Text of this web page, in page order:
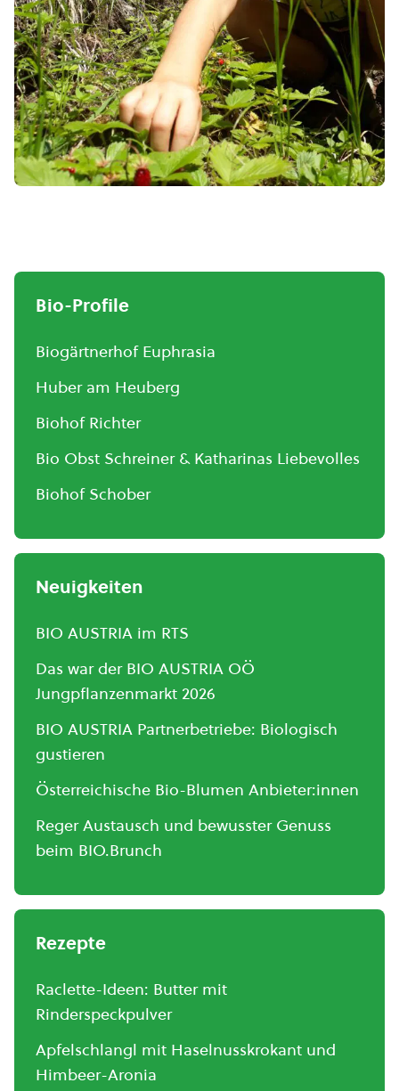
Bio-Profile
Biogärtnerhof Euphrasia
Huber am Heuberg
Biohof Richter
Bio Obst Schreiner & Katharinas Liebevolles
Biohof Schober
Neuigkeiten
BIO AUSTRIA im RTS
Das war der BIO AUSTRIA OÖ
Jungpflanzenmarkt 2026
BIO AUSTRIA Partnerbetriebe: Biologisch
gustieren
Österreichische Bio-Blumen Anbieter:innen
Reger Austausch und bewusster Genuss
beim BIO.Brunch
Rezepte
Raclette-Ideen: Butter mit
Rinderspeckpulver
Apfelschlangl mit Haselnusskrokant und
Himbeer-Aronia